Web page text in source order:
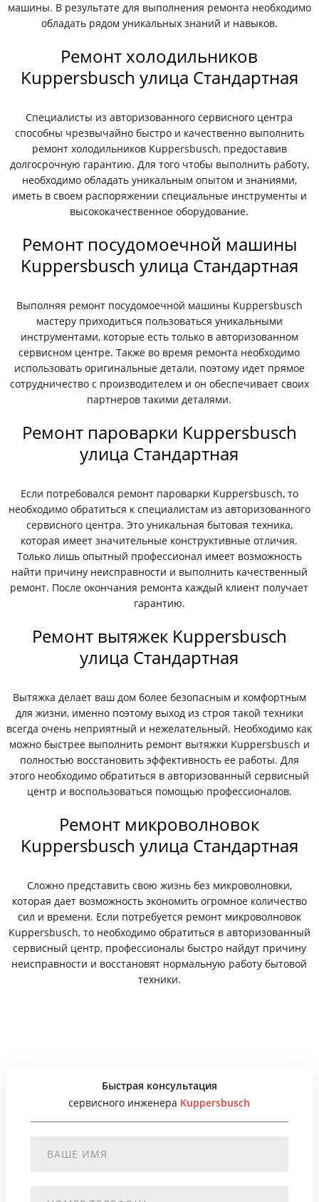
машины. В результате для выполнения ремонта необходимо
обладать рядом уникальных знаний и навыков.
Ремонт холодильников
Kuppersbusch улица Стандартная
Специалисты из авторизованного сервисного центра
способны чрезвычайно быстро и качественно выполнить
ремонт холодильников Kuppersbusch, предоставив
долгосрочную гарантию. Для того чтобы выполнить работу,
необходимо обладать уникальным опытом и знаниями,
иметь в своем распоряжении специальные инструменты и
высококачественное оборудование.
Ремонт посудомоечной машины
Kuppersbusch улица Стандартная
Выполняя ремонт посудомоечной машины Kuppersbusch
мастеру приходиться пользоваться уникальными
инструментами, которые есть только в авторизованном
сервисном центре. Также во время ремонта необходимо
использовать оригинальные детали, поэтому идет прямое
сотрудничество с производителем и он обеспечивает своих
партнеров такими деталями.
Ремонт пароварки Kuppersbusch
улица Стандартная
Если потребовался ремонт пароварки Kuppersbusch, то
необходимо обратиться к специалистам из авторизованного
сервисного центра. Это уникальная бытовая техника,
которая имеет значительные конструктивные отличия.
Только лишь опытный профессионал имеет возможность
найти причину неисправности и выполнить качественный
ремонт. После окончания ремонта каждый клиент получает
гарантию.
Ремонт вытяжек Kuppersbusch
улица Стандартная
Вытяжка делает ваш дом более безопасным и комфортным
для жизни, именно поэтому выход из строя такой техники
всегда очень неприятный и нежелательный. Необходимо как
можно быстрее выполнить ремонт вытяжки Kuppersbusch и
полностью восстановить эффективность ее работы. Для
этого необходимо обратиться в авторизованный сервисный
центр и воспользоваться помощью профессионалов.
Ремонт микроволновок
Kuppersbusch улица Стандартная
Сложно представить свою жизнь без микроволновки,
которая дает возможность экономить огромное количество
сил и времени. Если потребуется ремонт микроволновок
Kuppersbusch, то необходимо обратиться в авторизованный
сервисный центр, профессионалы быстро найдут причину
неисправности и восстановят нормальную работу бытовой
техники.
Быстрая консультация
сервисного инженера Kuppersbusch